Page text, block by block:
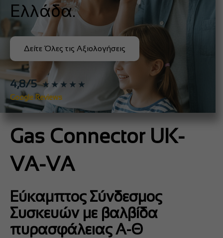
Ελλάδα.
Δείτε Όλες τις Αξιολογήσεις
4,8/5 ★★★★★
Google Reviews
Gas Connector UK-
VA-VA
Εύκαμπτος Σύνδεσμος
Συσκευών με βαλβίδα
πυρασφάλειας Α-Θ